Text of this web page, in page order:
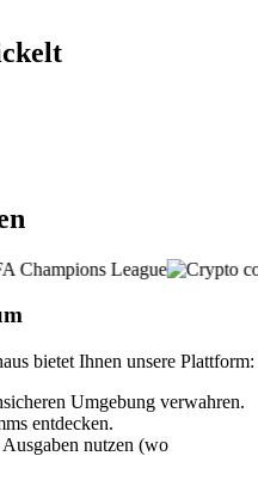
bietet Ihnen unsere Plattform:
Umgebung verwahren.
entdecken.
nutzen (wo